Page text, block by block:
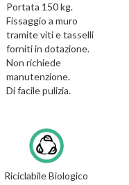
Portata 150 kg.
Fissaggio a muro
tramite viti e tasselli
forniti in dotazione.
Non richiede
manutenzione.
Di facile pulizia.
Riciclabile Biologico